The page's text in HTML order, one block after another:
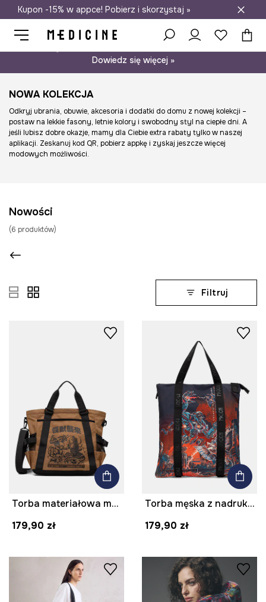
Darmowa dostawa do salonów
Kupon -15% w appce! Pobierz i skorzystaj »
Dowiedz się więcej »
NOWA KOLEKCJA
Odkryj ubrania, obuwie, akcesoria i dodatki do domu z nowej kolekcji –
postaw na lekkie fasony, letnie kolory i swobodny styl na ciepłe dni. A
jeśli lubisz dobre okazje, mamy dla Ciebie extra rabaty tylko w naszej
aplikacji. Zeskanuj kod QR, pobierz appkę i zyskaj jeszcze więcej
modowych możliwości.
Nowości
(6 produktów)
Filtruj
Torba materiałowa męska z nadrukiem
179,90 zł
Torba męska z nadrukiem
179,90 zł